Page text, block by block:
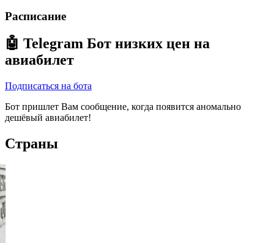
Расписание
🤖 Telegram Бот низких цен на
авиабилет
Подписаться на бота
Бот пришлет Вам сообщение, когда появится аномально
дешёвый авиабилет!
Страны